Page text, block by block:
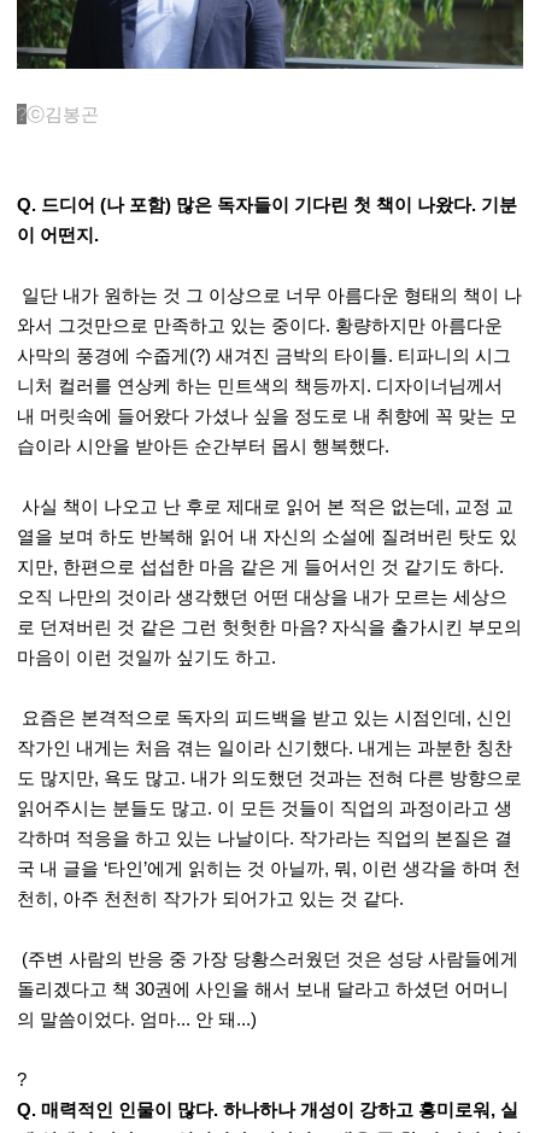
?ⓒ김봉곤
Q. 드디어 (나 포함) 많은 독자들이 기다린 첫 책이 나왔다. 기분
이 어떤지.
일단 내가 원하는 것 그 이상으로 너무 아름다운 형태의 책이 나
와서 그것만으로 만족하고 있는 중이다. 황량하지만 아름다운
사막의 풍경에 수줍게(?) 새겨진 금박의 타이틀. 티파니의 시그
니처 컬러를 연상케 하는 민트색의 책등까지. 디자이너님께서
내 머릿속에 들어왔다 가셨나 싶을 정도로 내 취향에 꼭 맞는 모
습이라 시안을 받아든 순간부터 몹시 행복했다.
사실 책이 나오고 난 후로 제대로 읽어 본 적은 없는데, 교정 교
열을 보며 하도 반복해 읽어 내 자신의 소설에 질려버린 탓도 있
지만, 한편으로 섭섭한 마음 같은 게 들어서인 것 같기도 하다.
오직 나만의 것이라 생각했던 어떤 대상을 내가 모르는 세상으
로 던져버린 것 같은 그런 헛헛한 마음? 자식을 출가시킨 부모의
마음이 이런 것일까 싶기도 하고.
요즘은 본격적으로 독자의 피드백을 받고 있는 시점인데, 신인
작가인 내게는 처음 겪는 일이라 신기했다. 내게는 과분한 칭찬
도 많지만, 욕도 많고. 내가 의도했던 것과는 전혀 다른 방향으로
읽어주시는 분들도 많고. 이 모든 것들이 직업의 과정이라고 생
각하며 적응을 하고 있는 나날이다. 작가라는 직업의 본질은 결
국 내 글을 ‘타인’에게 읽히는 것 아닐까, 뭐, 이런 생각을 하며 천
천히, 아주 천천히 작가가 되어가고 있는 것 같다.
(주변 사람의 반응 중 가장 당황스러웠던 것은 성당 사람들에게
돌리겠다고 책 30권에 사인을 해서 보내 달라고 하셨던 어머니
의 말씀이었다. 엄마... 안 돼...)
?
Q. 매력적인 인물이 많다. 하나하나 개성이 강하고 흥미로워, 실